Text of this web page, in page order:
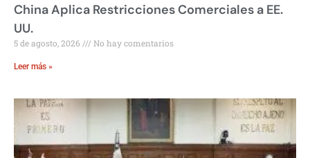
China Aplica Restricciones Comerciales a EE.
UU.
5 de agosto, 2026 No hay comentarios
Leer más »